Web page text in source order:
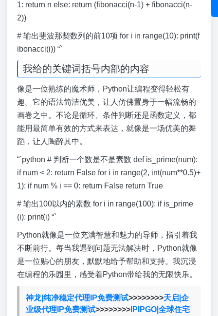
1: return n else: return (fibonacci(n-1) + fibonacci(n-
2))
# 输出斐波那契数列的前10项 for i in range(10): print(f
ibonacci(i)) “`
我给的关键词括号内部的内容
像是一位熟练的魔术师，Python让编程变得轻松有
趣。它的语法简洁优美，让人仿佛置身于一幅流畅的
画卷之中。不论是循环、条件判断还是函数定义，都
能用最简单有效的方式来表达，就像是一场优美的舞
蹈，让人陶醉其中。
“`python # 判断一个数是不是素数 def is_prime(num):
if num < 2: return False for i in range(2, int(num**0.5)+
1): if num % i == 0: return False return True
# 输出100以内的素数 for i in range(100): if is_prime
(i): print(i) “`
Python就像是一位充满智慧和魅力的导师，指引着我
不断前行。每当我遇到问题无法解决时，Python就像
是一位贴心的朋友，默默地给予帮助和支持。我沉浸
在编程的乐园里，感受着Python带给我的无限快乐。
神龙|纯净稳定代理IP免费测试>>>>>>>>天启|企
业级代理IP免费测试>>>>>>>>IPIPGO|全球住宅